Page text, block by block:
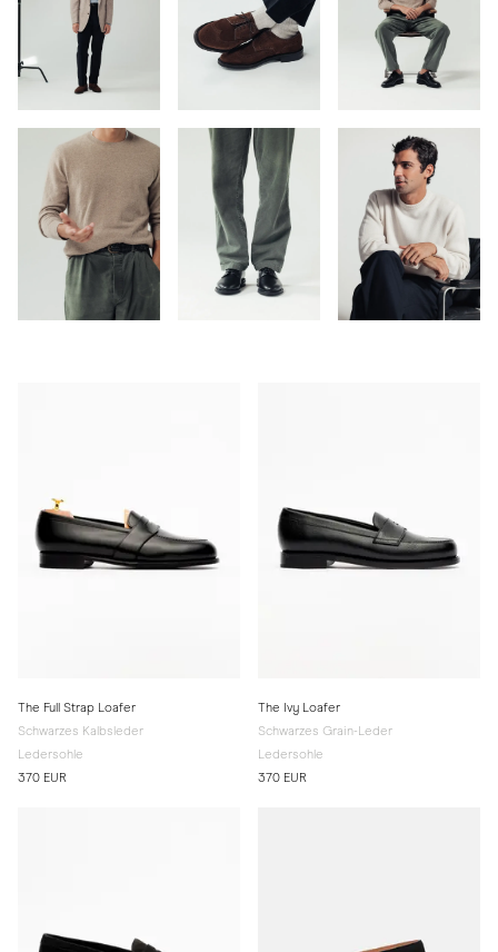
The Full Strap Loafer
Schwarzes Kalbsleder
Ledersohle
370 EUR
The Ivy Loafer
Schwarzes Grain-Leder
Ledersohle
370 EUR